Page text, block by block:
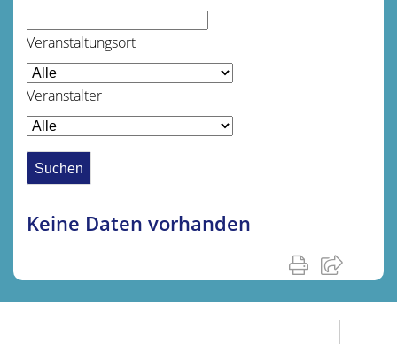
Veranstaltungsort
Veranstalter
Keine Daten vorhanden